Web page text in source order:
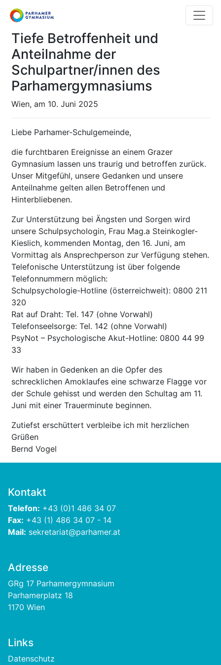
Direkt
zum
Tiefe Betroffenheit und
Anteilnahme der
Schulpartner/innen des
Parhamergymnasiums
Wien, am 10. Juni 2025
Liebe Parhamer-Schulgemeinde,
die furchtbaren Ereignisse an einem Grazer
Gymnasium lassen uns traurig und betroffen zurück.
Unser Mitgefühl, unsere Gedanken und unsere
Anteilnahme gelten allen Betroffenen und
Hinterbliebenen.
Zur Unterstützung bei Ängsten und Sorgen wird
unsere Schulpsychologin, Frau Mag.a Steinkogler-
Kieslich, kommenden Montag, den 16. Juni, am
Vormittag als Ansprechperson zur Verfügung stehen.
Telefonische Unterstützung ist über folgende
Telefonnummern möglich:
Schulpsychologie-Hotline (österreichweit): 0800 211
320
Rat auf Draht: Tel. 147 (ohne Vorwahl)
Telefonseelsorge: Tel. 142 (ohne Vorwahl)
PsyNot – Psychologische Akut-Hotline: 0800 44 99
33
Wir haben in Gedenken an die Opfer des
schrecklichen Amoklaufes eine schwarze Flagge vor
der Schule gehisst und werden den Schultag am 11.
Juni mit einer Trauerminute beginnen.
Zutiefst erschüttert verbleibe ich mit herzlichen
Grüßen
Bernd Vogel
Kontakt
Telefon: +43 (0)1 486 34 07
Fax: +43 (1) 486 34 07 - 14
Mail: sekretariat@parhamer.at
Adresse
GRg 17 Parhamergymnasium
Parhamerplatz 18
1170 Wien
Links
Footer
Datenschutz